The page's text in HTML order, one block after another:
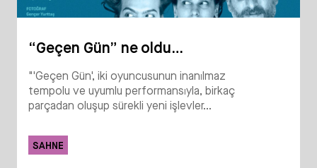
“Geçen Gün” ne oldu…
"'Geçen Gün', iki oyuncusunun inanılmaz
tempolu ve uyumlu performansıyla, birkaç
parçadan oluşup sürekli yeni işlevler...
SAHNE